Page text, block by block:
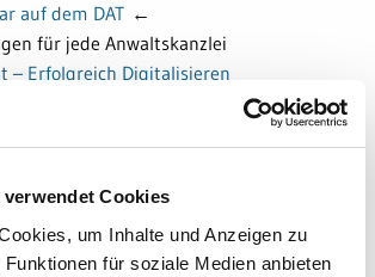
verwendet Cookies
um Inhalte und Anzeigen zu
für soziale Medien anbieten
auf dem DAT ←
für jede Anwaltskanzlei
– Erfolgreich Digitalisieren